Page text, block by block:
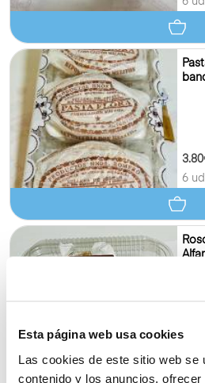
Esta página web usa cookies
Las cookies de este sitio web se
contenido y los anuncios,
6
4.00€
6